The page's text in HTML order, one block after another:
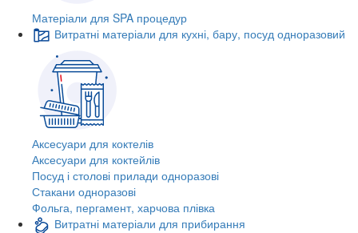
Матеріали для SPA процедур
Витратні матеріали для кухні, бару, посуд одноразовий
Аксесуари для коктелів
Аксесуари для коктейлів
Посуд і столові прилади одноразові
Стакани одноразові
Фольга, пергамент, харчова плівка
Витратні матеріали для прибирання